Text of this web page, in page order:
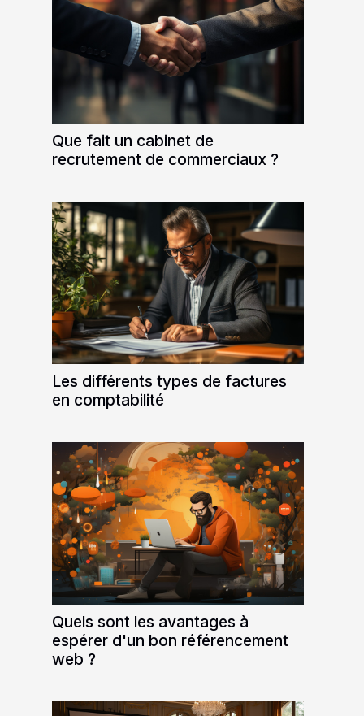
Que fait un cabinet de
recrutement de commerciaux ?
Les différents types de factures
en comptabilité
Quels sont les avantages à
espérer d'un bon référencement
web ?